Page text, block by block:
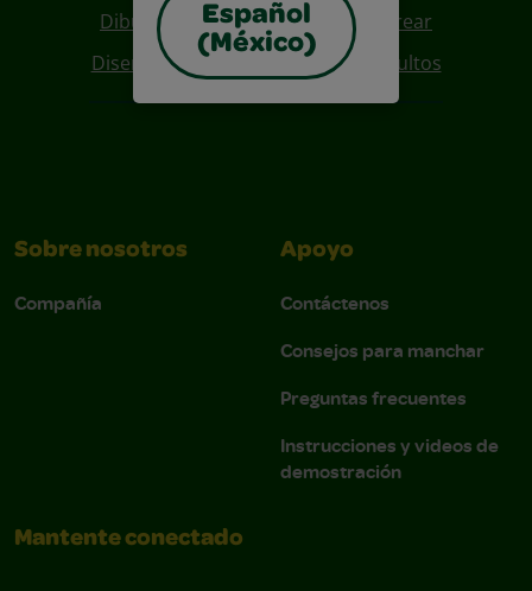
Español
(México)
Dibujos De Personajes Para Colorear
Diseños Para Coloreables Para Adultos
Sobre nosotros
Compañía
Apoyo
Contáctenos
Consejos para manchar
Preguntas frecuentes
Instrucciones y videos de
demostración
Mantente conectado